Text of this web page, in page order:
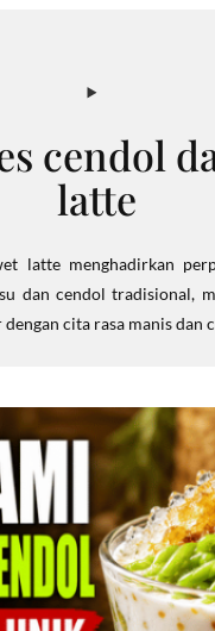
cendol
latte
latte menghadirkan
dan cendol tradisional,
cita rasa manis dan